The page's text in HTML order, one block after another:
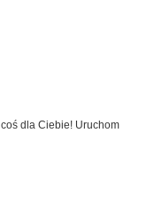
dla Ciebie! Uruchom